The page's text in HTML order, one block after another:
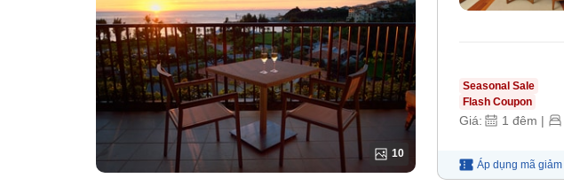
10
Seasonal Sale
Flash Coupon
Giá: 1 đêm |
Áp dụng mã giảm